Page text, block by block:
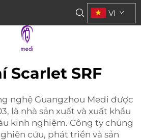
VI
Scarlet SRF
nghệ Guangzhou Medi được
là nhà sản xuất và xuất khẩu
kinh nghiệm. Công ty chúng
cứu, phát triển và sản